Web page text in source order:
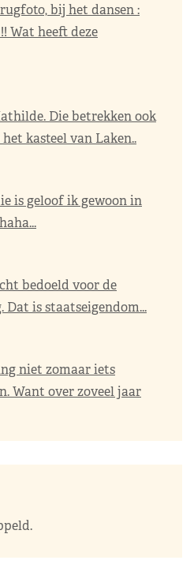
bij het dansen :
Wat heeft deze
Die betrekken ook
kasteel van Laken..
is geloof ik gewoon in
bedoeld voor de
Dat is staatseigendom...
niet zomaar iets
Want over zoveel jaar